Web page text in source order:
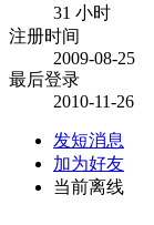
31 小时
注册时间
2009-08-25
最后登录
2010-11-26
发短消息
加为好友
当前离线